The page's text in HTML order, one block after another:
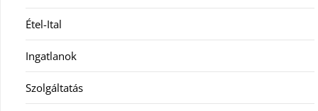
Étel-Ital
Ingatlanok
Szolgáltatás